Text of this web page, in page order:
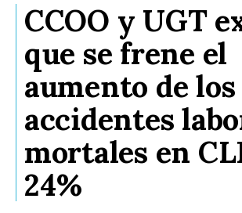
CCOO y UGT
que se frene el
aumento de los
accidentes
mortales en
24%